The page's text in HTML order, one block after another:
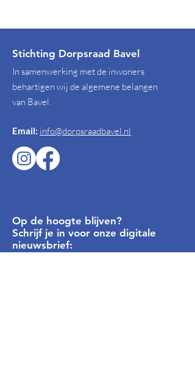
Stichting Dorpsraad Bavel
In samenwerking met de inwoners
behartigen wij de algemene belangen
van Bavel.
Email: info@dorpsraadbavel.nl
Op de hoogte blijven?
Schrijf je in voor onze digitale
nieuwsbrief: